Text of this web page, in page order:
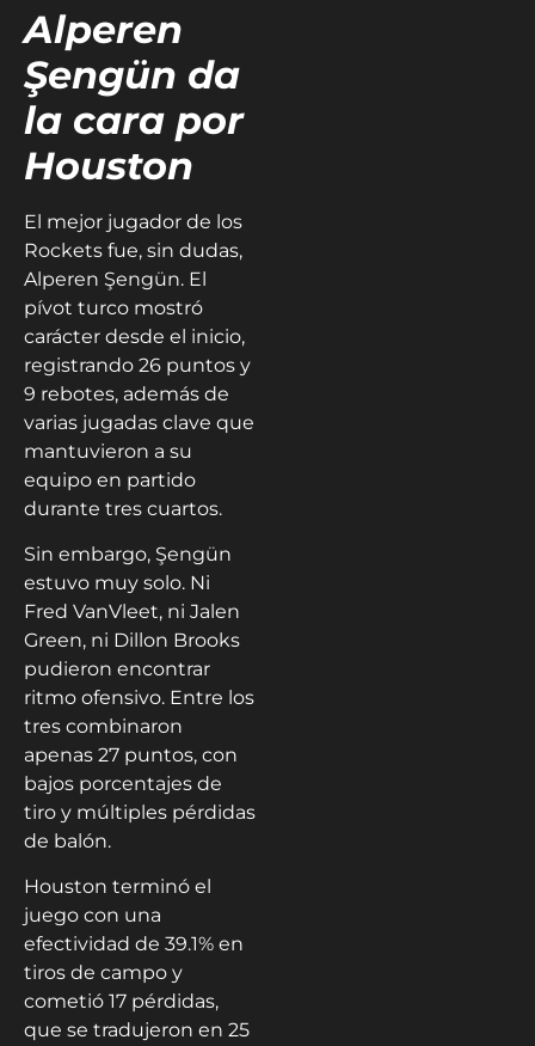
Alperen
Şengün da
la cara por
Houston
El mejor jugador de los
Rockets fue, sin dudas,
Alperen Şengün. El
pívot turco mostró
carácter desde el inicio,
registrando 26 puntos y
9 rebotes, además de
varias jugadas clave que
mantuvieron a su
equipo en partido
durante tres cuartos.
Sin embargo, Şengün
estuvo muy solo. Ni
Fred VanVleet, ni Jalen
Green, ni Dillon Brooks
pudieron encontrar
ritmo ofensivo. Entre los
tres combinaron
apenas 27 puntos, con
bajos porcentajes de
tiro y múltiples pérdidas
de balón.
Houston terminó el
juego con una
efectividad de 39.1% en
tiros de campo y
cometió 17 pérdidas,
que se tradujeron en 25